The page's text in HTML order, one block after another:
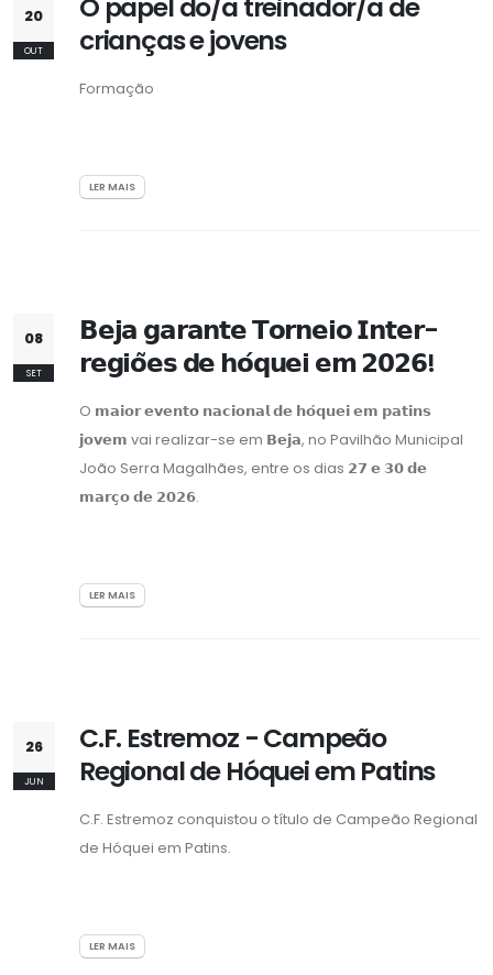
20
OUT
crianças e jovens
Formação
LER MAIS
08
SET
𝗕𝗲𝗷𝗮 𝗴𝗮𝗿𝗮𝗻𝘁𝗲 𝗧𝗼𝗿𝗻𝗲𝗶𝗼 𝗜𝗻𝘁𝗲𝗿-
𝗿𝗲𝗴𝗶𝗼̃𝗲𝘀 𝗱𝗲 𝗵𝗼́𝗾𝘂𝗲𝗶 𝗲𝗺 𝟮𝟬𝟮𝟲!
O 𝗺𝗮𝗶𝗼𝗿 𝗲𝘃𝗲𝗻𝘁𝗼 𝗻𝗮𝗰𝗶𝗼𝗻𝗮𝗹 𝗱𝗲 𝗵𝗼́𝗾𝘂𝗲𝗶 𝗲𝗺 𝗽𝗮𝘁𝗶𝗻𝘀
𝗷𝗼𝘃𝗲𝗺 vai realizar-se em 𝗕𝗲𝗷𝗮, no Pavilhão Municipal
João Serra Magalhães, entre os dias 𝟮𝟳 𝗲 𝟯𝟬 𝗱𝗲
𝗺𝗮𝗿𝗰̧𝗼 𝗱𝗲 𝟮𝟬𝟮𝟲.
LER MAIS
26
JUN
C.F. Estremoz - Campeão
Regional de Hóquei em Patins
C.F. Estremoz conquistou o título de Campeão Regional
de Hóquei em Patins.
LER MAIS